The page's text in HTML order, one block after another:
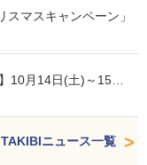
マスキャンペーン」
10月14日(土)～15…
TAKIBIニュース一覧